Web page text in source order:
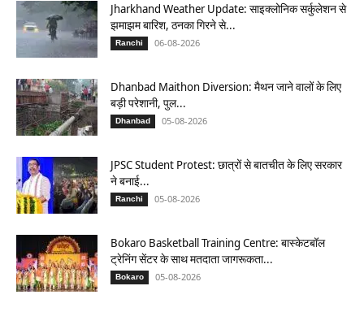
Jharkhand Weather Update: साइक्लोनिक सर्कुलेशन से
झमाझम बारिश, ठनका गिरने से...
Ranchi 06-08-2026
Dhanbad Maithon Diversion: मैथन जाने वालों के लिए
बड़ी परेशानी, पुल...
Dhanbad 05-08-2026
JPSC Student Protest: छात्रों से बातचीत के लिए सरकार
ने बनाई...
Ranchi 05-08-2026
Bokaro Basketball Training Centre: बास्केटबॉल
ट्रेनिंग सेंटर के साथ मतदाता जागरूकता...
Bokaro 05-08-2026